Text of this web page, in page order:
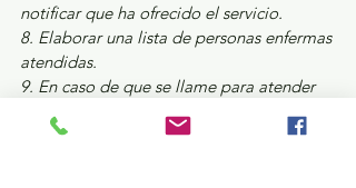
notificar que ha ofrecido el servicio.
8. Elaborar una lista de personas enfermas
atendidas.
9. En caso de que se llame para atender
familia que busquen al párroco de la